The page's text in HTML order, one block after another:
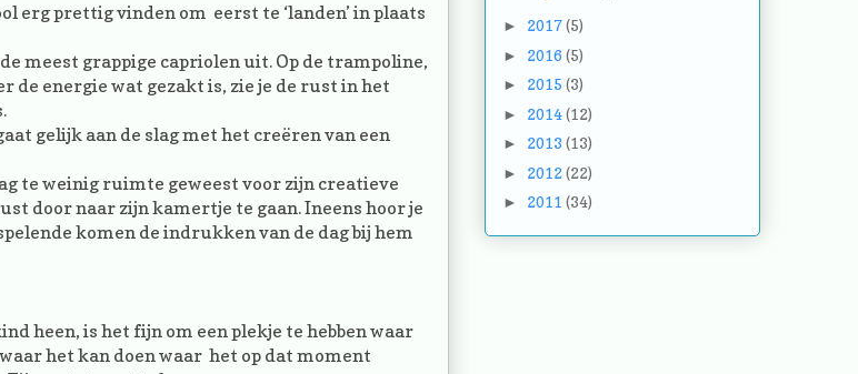
prettig vinden om eerst te ‘landen’ in plaats
meest grappige capriolen uit. Op de trampoline,
de energie wat gezakt is, zie je de rust in het
gelijk aan de slag met het creëren van een
te weinig ruimte geweest voor zijn creatieve
door naar zijn kamertje te gaan. Ineens hoor je
komen de indrukken van de dag bij hem
heen, is het fijn om een plekje te hebben waar
het kan doen waar het op dat moment
► 2017(5)
► 2016 (5)
► 2015 (3)
► 2014(12)
► 2013 (13)
► 2012(22)
► 2011 (34)